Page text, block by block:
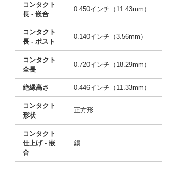
コンタクト
長 - 嵌合
0.450インチ（11.43mm）
コンタクト
長 - ポスト
0.140インチ（3.56mm）
コンタクト
全長
0.720インチ（18.29mm）
絶縁高さ 0.446インチ（11.33mm）
コンタクト
形状
正方形
コンタクト
仕上げ - 嵌
合
錫